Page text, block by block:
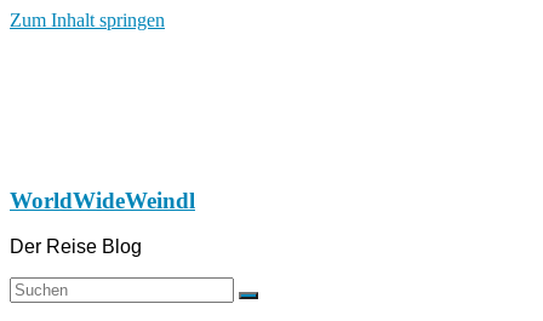
Zum Inhalt springen
WorldWideWeindl
Der Reise Blog